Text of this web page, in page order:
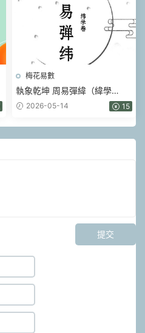
梅花易數
執象乾坤 周易彈緯（緯學
卷）.pdf 326頁
2026-05-14 15
提交